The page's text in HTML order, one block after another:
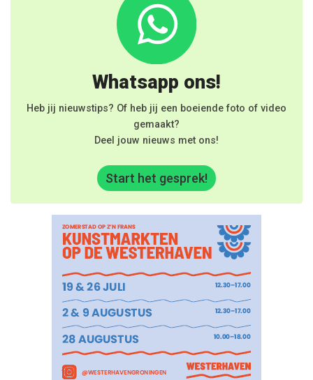
Whatsapp ons!
Heb jij nieuwstips? Of heb jij een boeiende foto of video
gemaakt?
Deel jouw nieuws met ons!
Start het gesprek!